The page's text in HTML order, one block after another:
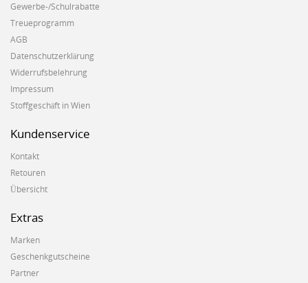
Gewerbe-/Schulrabatte
Treueprogramm
AGB
Datenschutzerklärung
Widerrufsbelehrung
Impressum
Stoffgeschäft in Wien
Kundenservice
Kontakt
Retouren
Übersicht
Extras
Marken
Geschenkgutscheine
Partner